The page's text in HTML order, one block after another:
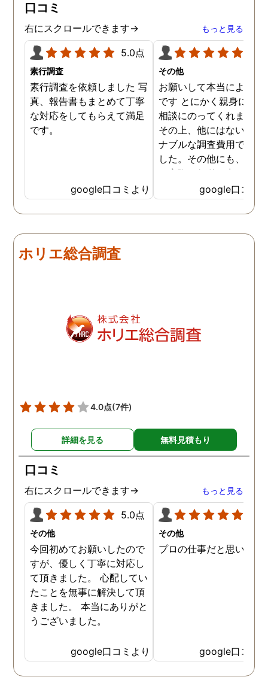
ので、クチコミの方書かせ
ていただきます。ありがと
うございました。
口コミ
右にスクロールできます→ もっと見る
5.0点
素行調査
素行調査を依頼しました 写
真、報告書もまとめて丁寧
な対応をしてもらえて満足
です。
google口コミより
その他
お願いして本当によかっ
です とにかく親身にな
相談にのってくれました
その上、他にはないリー
ナブルな調査費用で済み
した。その他にも、相談
ら実際に行動に出て頂い
のが、スゴく早く問題を
決していただき、大変助
りました。 次回も是非
しろ最初の相談の段階が
google口コミ
ホリエ総合調査
4.0点(7件)
詳細を見る 無料見積もり
口コミ
右にスクロールできます→ もっと見る
5.0点
その他
今回初めてお願いしたので
すが、優しく丁寧に対応し
て頂きました。 心配してい
たことを無事に解決して頂
きました。 本当にありがと
うございました。
google口コミより
その他
プロの仕事だと思います
google口コミ